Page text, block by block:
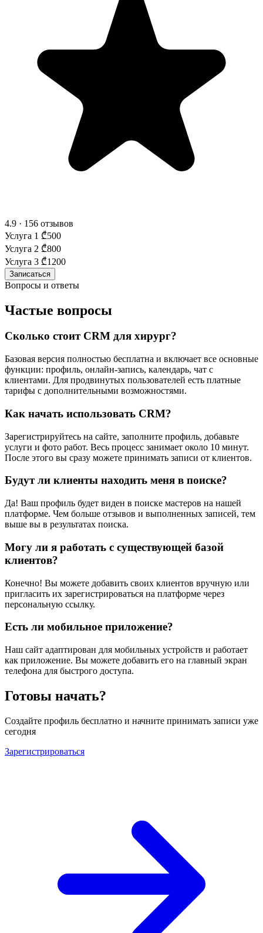
4.9 · 156 отзывов
Услуга 1 ₾500
Услуга 2 ₾800
Услуга 3 ₾1200
Записаться
Вопросы и ответы
Частые вопросы
Сколько стоит CRM для хирург?
Базовая версия полностью бесплатна и включает все основные
функции: профиль, онлайн-запись, календарь, чат с
клиентами. Для продвинутых пользователей есть платные
тарифы с дополнительными возможностями.
Как начать использовать CRM?
Зарегистрируйтесь на сайте, заполните профиль, добавьте
услуги и фото работ. Весь процесс занимает около 10 минут.
После этого вы сразу можете принимать записи от клиентов.
Будут ли клиенты находить меня в поиске?
Да! Ваш профиль будет виден в поиске мастеров на нашей
платформе. Чем больше отзывов и выполненных записей, тем
выше вы в результатах поиска.
Могу ли я работать с существующей базой
клиентов?
Конечно! Вы можете добавить своих клиентов вручную или
пригласить их зарегистрироваться на платформе через
персональную ссылку.
Есть ли мобильное приложение?
Наш сайт адаптирован для мобильных устройств и работает
как приложение. Вы можете добавить его на главный экран
телефона для быстрого доступа.
Готовы начать?
Создайте профиль бесплатно и начните принимать записи уже
сегодня
Зарегистрироваться